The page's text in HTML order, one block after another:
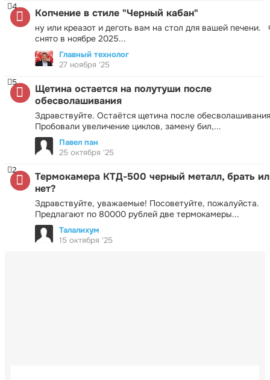
Копчение в стиле "Черный кабан"
ну или креазот и деготь вам на стол для вашей печени.
снято в ноябре 2025...
4
Главный технолог
27 ноября '25
Щетина остается на полутуши после
обесволашивания
Здравствуйте. Остаётся щетина после
Пробовали увеличение циклов, замену бил,...
5
Павел пан
25 октября '25
Термокамера КТД-500 черный металл, брать
нет?
Здравствуйте, уважаемые! Посоветуйте, пожалуйста.
Предлагают по 80000 рублей две термокамеры...
2
Талалихум
15 октября '25